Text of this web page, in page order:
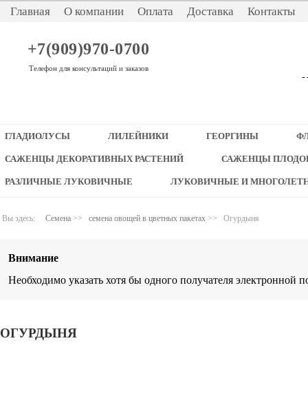
Главная О компании Оплата Доставка Контакты
+7(909)970-0700
Телефон для консультаций и заказов
ГЛАДИОЛУСЫ ЛИЛЕЙНИКИ ГЕОРГИНЫ
САЖЕНЦЫ ДЕКОРАТИВНЫХ РАСТЕНИЙ САЖЕНЦЫ
РАЗЛИЧНЫЕ ЛУКОВИЧНЫЕ ЛУКОВИЧНЫЕ И
Вы здесь: Семена >> семена овощей в цветных пакетах >> Огурдыня
Внимание
Необходимо указать хотя бы одного получателя электронной
ОГУРДЫНЯ